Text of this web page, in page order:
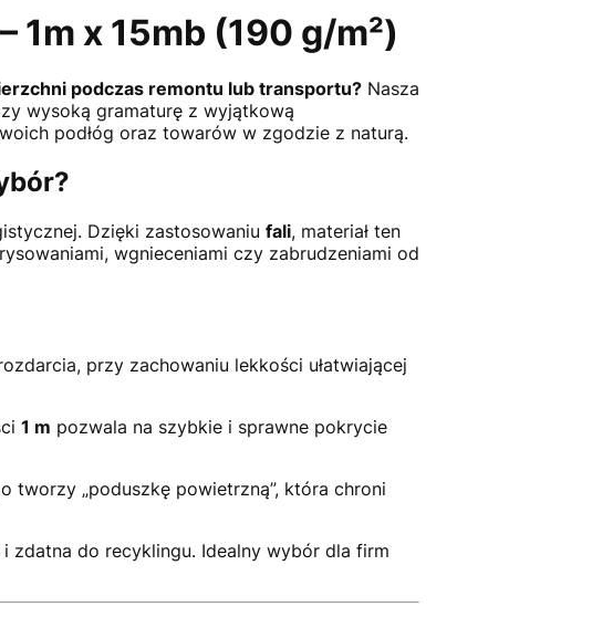
x 15mb (190 g/m²)
podczas remontu lub transportu?Nasza
wysoką gramaturę z wyjątkową
podłóg oraz towarów w zgodzie z naturą.
Dzięki zastosowaniu fali, materiał ten
wgnieceniami czy zabrudzeniami od
przy zachowaniu lekkości ułatwiającej
1 m pozwala na szybkie i sprawne pokrycie
tworzy „poduszkę powietrzną”, która chroni
zdatna do recyklingu. Idealny wybór dla firm